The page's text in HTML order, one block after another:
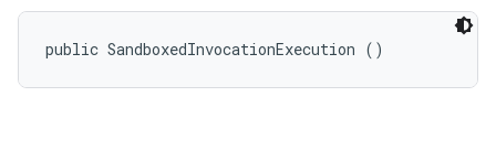
public SandboxedInvocationExecution ()